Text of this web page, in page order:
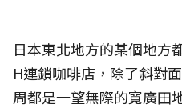
日本東北地方的某個地方
H連鎖咖啡店，除了斜對
周都是一望無際的寬廣田